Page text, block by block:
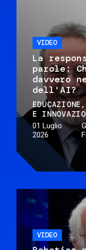
VIDEO
La
parole:
davvero
dell'AI?
EDUCAZIONE
E
01 Luglio
2026
VIDEO